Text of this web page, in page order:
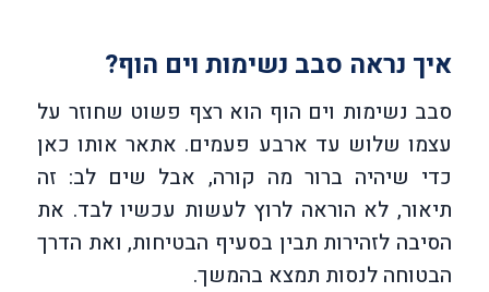
איך נראה סבב נשימות וים הוף?
סבב נשימות וים הוף הוא רצף פשוט שחוזר על
עצמו שלוש עד ארבע פעמים. אתאר אותו כאן
כדי שיהיה ברור מה קורה, אבל שים לב: זה
תיאור, לא הוראה לרוץ לעשות עכשיו לבד. את
הסיבה לזהירות תבין בסעיף הבטיחות, ואת הדרך
הבטוחה לנסות תמצא בהמשך.